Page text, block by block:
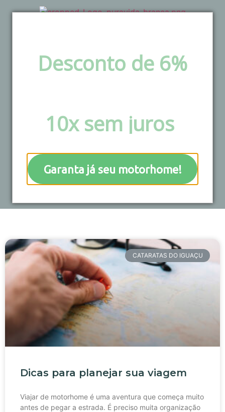
Desconto de 6%
10x sem juros
Garanta já seu motorhome!
Resultados da sua
CATARATAS DO IGUAÇU
Dicas para planejar sua viagem
Viajar de motorhome é uma aventura que começa muito
antes de pegar a estrada. É preciso muita organização